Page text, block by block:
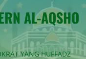
AL-AQSHO
YANG HUFFADZ